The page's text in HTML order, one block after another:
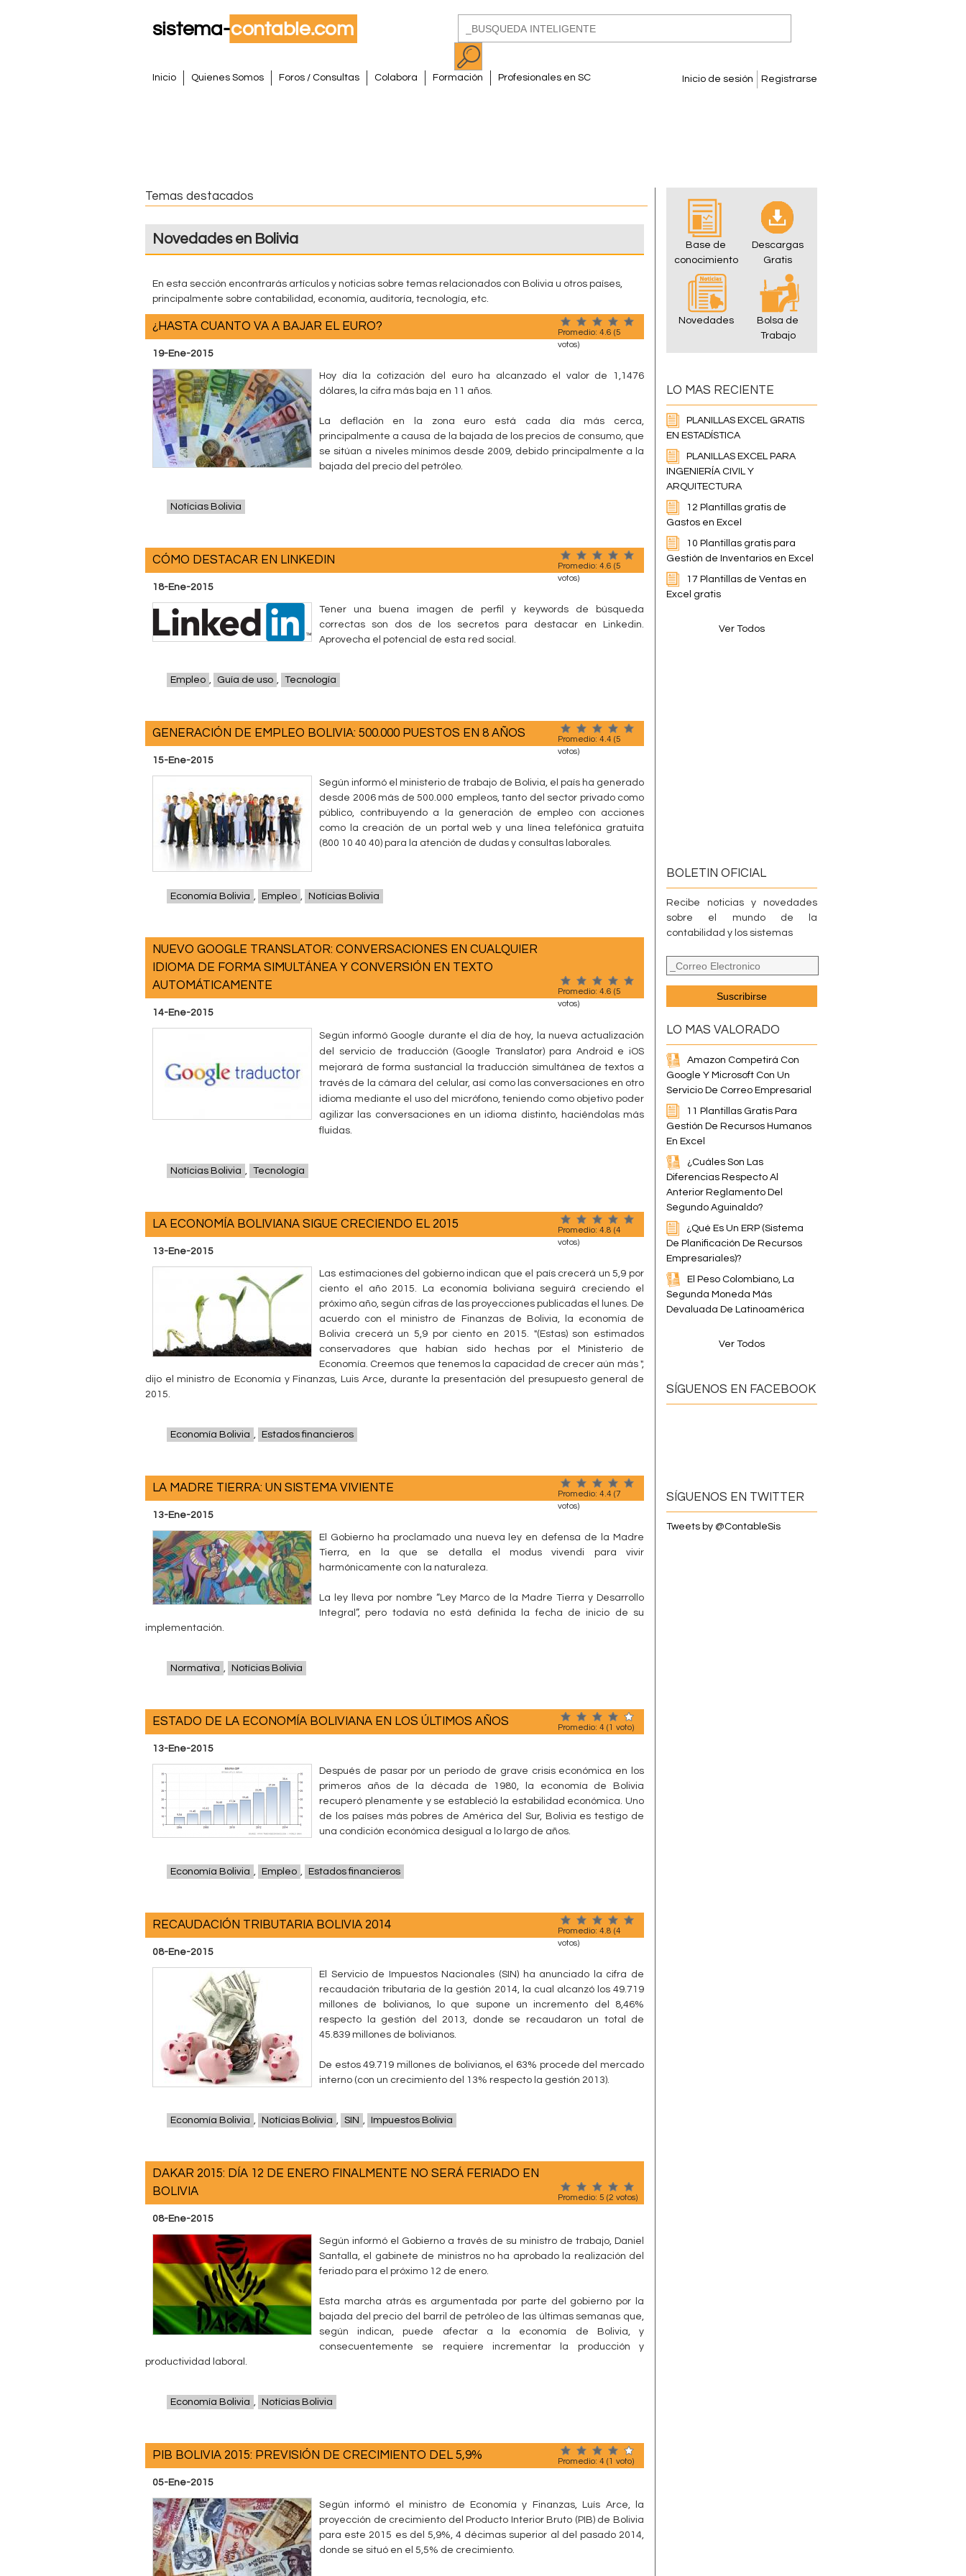
contenido
principal
S
e
m
a
C
o
n
a
b
Formulario
de
búsqueda
M
n
c
p
Inicio Quienes Somos Foros / Consultas Colabora Formación Profesionales en SC Inicio de sesión Registrarse
Temas destacados
Novedades en Bolivia
En esta sección encontrarás artículos y noticias sobre temas relacionados con Bolivia u otros países,
principalmente sobre contabilidad, economía, auditoría, tecnología, etc.
¿HASTA CUANTO VA A BAJAR EL EURO? Promedio: 4.6 (5
votos)
19-Ene-2015
Hoy día la cotización del euro ha alcanzado el valor de 1,1476
dólares, la cifra más baja en 11 años.
La deflación en la zona euro está cada día más cerca,
principalmente a causa de la bajada de los precios de consumo, que
se sitúan a niveles mínimos desde 2009, debido principalmente a la
bajada del precio del petróleo.
Notícias Bolivia
CÓMO DESTACAR EN LINKEDIN Promedio: 4.6 (5
votos)
18-Ene-2015
Tener una buena imagen de perfil y keywords de búsqueda
correctas son dos de los secretos para destacar en Linkedin.
Aprovecha el potencial de esta red social.
Empleo , Guía de uso , Tecnología
GENERACIÓN DE EMPLEO BOLIVIA: 500.000 PUESTOS EN 8 AÑOS Promedio: 4.4 (5
votos)
15-Ene-2015
Según informó el ministerio de trabajo de Bolivia, el país ha generado
desde 2006 más de 500.000 empleos, tanto del sector privado como
público, contribuyendo a la generación de empleo con acciones
como la creación de un portal web y una línea telefónica gratuita
(800 10 40 40) para la atención de dudas y consultas laborales.
Economía Bolivia , Empleo , Notícias Bolivia
NUEVO GOOGLE TRANSLATOR: CONVERSACIONES EN CUALQUIER
IDIOMA DE FORMA SIMULTÁNEA Y CONVERSIÓN EN TEXTO
AUTOMÁTICAMENTE
Promedio: 4.6 (5
votos)
14-Ene-2015
Según informó Google durante el día de hoy, la nueva actualización
del servicio de traducción (Google Translator) para Android e iOS
mejorará de forma sustancial la traducción simultánea de textos a
través de la cámara del celular, así como las conversaciones en otro
idioma mediante el uso del micrófono, teniendo como objetivo poder
agilizar las conversaciones en un idioma distinto, haciéndolas más
fluidas.
Notícias Bolivia , Tecnología
LA ECONOMÍA BOLIVIANA SIGUE CRECIENDO EL 2015 Promedio: 4.8 (4
votos)
13-Ene-2015
Las estimaciones del gobierno indican que el país crecerá un 5,9 por
ciento el año 2015. La economía boliviana seguirá creciendo el
próximo año, según cifras de las proyecciones publicadas el lunes. De
acuerdo con el ministro de Finanzas de Bolivia, la economía de
Bolivia crecerá un 5,9 por ciento en 2015. "(Estas) son estimados
conservadores que habían sido hechas por el Ministerio de
Economía. Creemos que tenemos la capacidad de crecer aún más ",
dijo el ministro de Economía y Finanzas, Luis Arce, durante la presentación del presupuesto general de
2015.
Economía Bolivia , Estados financieros
LA MADRE TIERRA: UN SISTEMA VIVIENTE Promedio: 4.4 (7
votos)
13-Ene-2015
El Gobierno ha proclamado una nueva ley en defensa de la Madre
Tierra, en la que se detalla el modus vivendi para vivir
harmónicamente con la naturaleza.
La ley lleva por nombre “Ley Marco de la Madre Tierra y Desarrollo
Integral”, pero todavía no está definida la fecha de inicio de su
implementación.
Normativa , Notícias Bolivia
ESTADO DE LA ECONOMÍA BOLIVIANA EN LOS ÚLTIMOS AÑOS Promedio: 4 (1 voto)
13-Ene-2015
Después de pasar por un período de grave crisis económica en los
primeros años de la década de 1980, la economía de Bolivia
recuperó plenamente y se estableció la estabilidad económica. Uno
de los países más pobres de América del Sur, Bolivia es testigo de
una condición económica desigual a lo largo de años.
Economía Bolivia , Empleo , Estados financieros
RECAUDACIÓN TRIBUTARIA BOLIVIA 2014 Promedio: 4.8 (4
votos)
08-Ene-2015
El Servicio de Impuestos Nacionales (SIN) ha anunciado la cifra de
recaudación tributaria de la gestión 2014, la cual alcanzó los 49.719
millones de bolivianos, lo que supone un incremento del 8,46%
respecto la gestión del 2013, donde se recaudaron un total de
45.839 millones de bolivianos.
De estos 49.719 millones de bolivianos, el 63% procede del mercado
interno (con un crecimiento del 13% respecto la gestión 2013).
Economía Bolivia , Notícias Bolivia , SIN , Impuestos Bolivia
DAKAR 2015: DÍA 12 DE ENERO FINALMENTE NO SERÁ FERIADO EN
BOLIVIA
Promedio: 5 (2 votos)
08-Ene-2015
Según informó el Gobierno a través de su ministro de trabajo, Daniel
Santalla, el gabinete de ministros no ha aprobado la realización del
feriado para el próximo 12 de enero.
Esta marcha atrás es argumentada por parte del gobierno por la
bajada del precio del barril de petróleo de las últimas semanas que,
según indican, puede afectar a la economía de Bolivia, y
consecuentemente se requiere incrementar la producción y
productividad laboral.
Economía Bolivia , Notícias Bolivia
PIB BOLIVIA 2015: PREVISIÓN DE CRECIMIENTO DEL 5,9% Promedio: 4 (1 voto)
05-Ene-2015
Según informó el ministro de Economía y Finanzas, Luís Arce, la
proyección de crecimiento del Producto Interior Bruto (PIB) de Bolivia
para este 2015 es del 5,9%, 4 décimas superior al del pasado 2014,
donde se situó en el 5,5% de crecimiento.
Base de
conocimiento
Descargas
Gratis
Novedades
Bolsa de
Trabajo
LO MAS RECIENTE
PLANILLAS EXCEL GRATIS
EN ESTADÍSTICA
PLANILLAS EXCEL PARA
INGENIERÍA CIVIL Y
ARQUITECTURA
12 Plantillas gratis de
Gastos en Excel
10 Plantillas gratis para
Gestión de Inventarios en Excel
17 Plantillas de Ventas en
Excel gratis
Ver Todos
BOLETIN OFICIAL
Recibe noticias y novedades
sobre el mundo de la
contabilidad y los sistemas
LO MAS VALORADO
Amazon Competirá Con
Google Y Microsoft Con Un
Servicio De Correo Empresarial
11 Plantillas Gratis Para
Gestión De Recursos Humanos
En Excel
¿Cuáles Son Las
Diferencias Respecto Al
Anterior Reglamento Del
Segundo Aguinaldo?
¿Qué Es Un ERP (Sistema
De Planificación De Recursos
Empresariales)?
El Peso Colombiano, La
Segunda Moneda Más
Devaluada De Latinoamérica
Ver Todos
SÍGUENOS EN FACEBOOK
SÍGUENOS EN TWITTER
Tweets by @ContableSis